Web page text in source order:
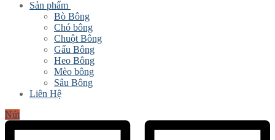
Sản phẩm
Bò Bông
Chó bông
Chuột Bông
Gấu Bông
Heo Bông
Mèo bông
Sâu Bông
Liên Hệ
Nút